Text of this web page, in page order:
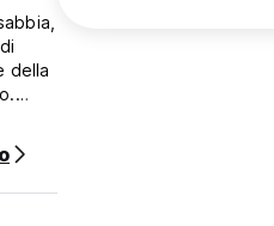
della